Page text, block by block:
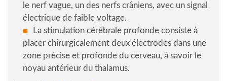
le nerf vague, un des nerfs crâniens, avec un signal
électrique de faible voltage.
La stimulation cérébrale profonde consiste à
placer chirurgicalement deux électrodes dans une
zone précise et profonde du cerveau, à savoir le
noyau antérieur du thalamus.